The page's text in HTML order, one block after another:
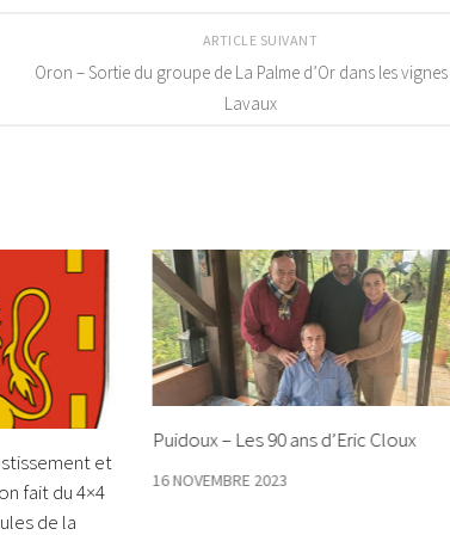
ARTICLE SUIVANT
Oron – Sortie du groupe de La Palme d’Or dans les
Lavaux
et
fait du 4×4
de la
Puidoux – Les 90 ans d’Eric Cloux
16 NOVEMBRE 2023